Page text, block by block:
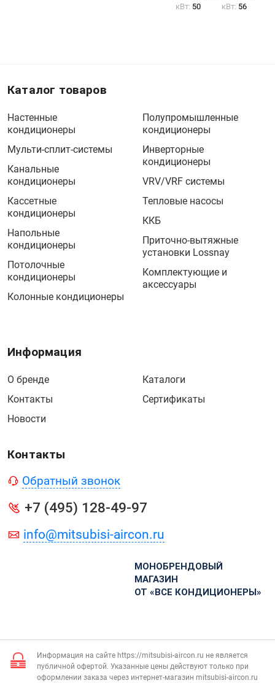
кВт: 50
кВт: 56
Каталог товаров
Настенные
кондиционеры
Мульти-сплит-системы
Канальные
кондиционеры
Кассетные
кондиционеры
Напольные
кондиционеры
Потолочные
кондиционеры
Колонные кондиционеры
Полупромышленные
кондиционеры
Инверторные
кондиционеры
VRV/VRF системы
Тепловые насосы
ККБ
Приточно-вытяжные
установки Lossnay
Комплектующие и
аксессуары
Информация
О бренде
Контакты
Новости
Каталоги
Сертификаты
Контакты
Обратный звонок
+7 (495) 128-49-97
info@mitsubisi-aircon.ru
МОНОБРЕНДОВЫЙ
МАГАЗИН
ОТ «ВСЕ КОНДИЦИОНЕРЫ»
Информация на сайте https://mitsubisi-aircon.ru не является
публичной офертой. Указанные цены действуют только при
оформлении заказа через интернет-магазин mitsubisi-aircon.ru